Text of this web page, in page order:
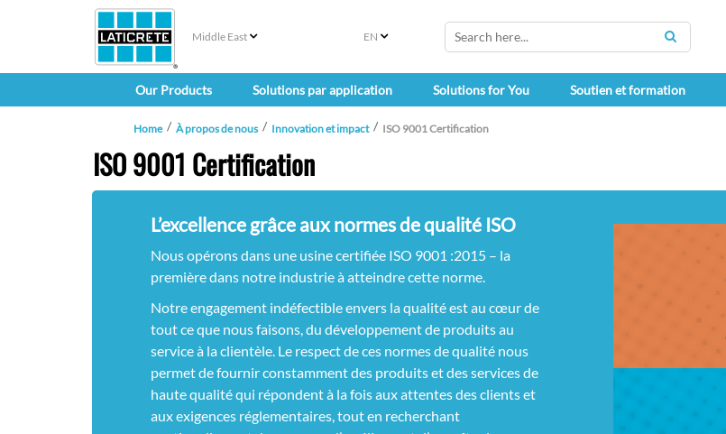
Middle East EN
SEARCH
Our Products Solutions par application Solutions for You Soutien et formation
Home À propos de nous Innovation et impact ISO 9001 Certification
ISO 9001 Certification
L’excellence grâce aux normes de qualité ISO
Nous opérons dans une usine certifiée ISO 9001 :2015 – la
première dans notre industrie à atteindre cette norme.
Notre engagement indéfectible envers la qualité est au cœur de
tout ce que nous faisons, du développement de produits au
service à la clientèle. Le respect de ces normes de qualité nous
permet de fournir constamment des produits et des services de
haute qualité qui répondent à la fois aux attentes des clients et
aux exigences réglementaires, tout en recherchant